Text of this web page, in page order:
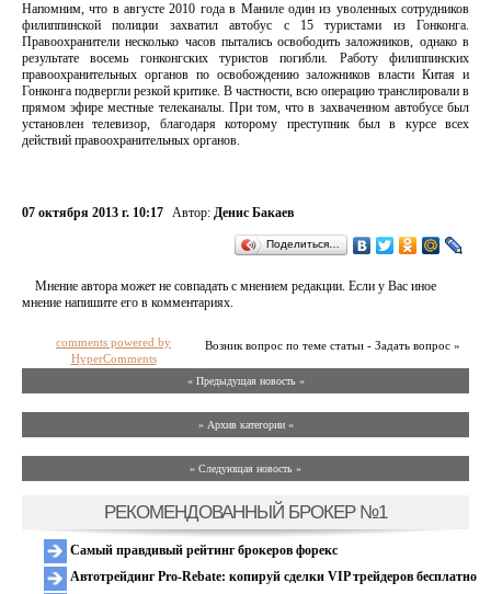
Напомним, что в августе 2010 года в Маниле один из уволенных сотрудников
филиппинской полиции захватил автобус с 15 туристами из Гонконга.
Правоохранители несколько часов пытались освободить заложников, однако в
результате восемь гонконгских туристов погибли. Работу филиппинских
правоохранительных органов по освобождению заложников власти Китая и
Гонконга подвергли резкой критике. В частности, всю операцию транслировали в
прямом эфире местные телеканалы. При том, что в захваченном автобусе был
установлен телевизор, благодаря которому преступник был в курсе всех
действий правоохранительных органов.
07 октября 2013 г. 10:17 Автор: Денис Бакаев
Поделиться…
Мнение автора может не совпадать с мнением редакции. Если у Вас иное
мнение напишите его в комментариях.
Возник вопрос по теме статьи - Задать вопрос »
comments powered by
HyperComments
« Предыдущая новость «
» Архив категории «
» Следующая новость »
РЕКОМЕНДОВАННЫЙ БРОКЕР №1
Самый правдивый рейтинг брокеров форекс
Автотрейдинг Pro-Rebate: копируй сделки VIP трейдеров бесплатно